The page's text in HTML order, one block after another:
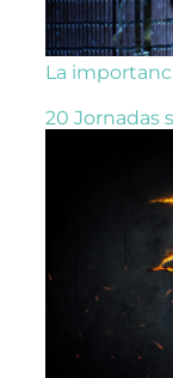
La
20 Jornadas